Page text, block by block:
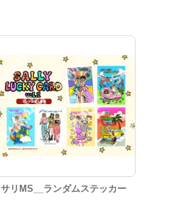
サリMS__ランダムステッカー